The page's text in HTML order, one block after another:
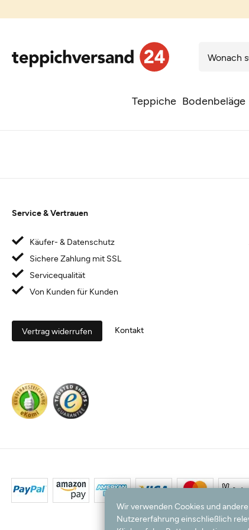
Teppiche Bodenbeläge
Service & Vertrauen
Käufer- & Datenschutz
Sichere Zahlung mit SSL
Servicequalität
Von Kunden für Kunden
Vertrag widerrufen Kontakt
Wir verwenden Cookies und
Nutzererfahrung einschließlich